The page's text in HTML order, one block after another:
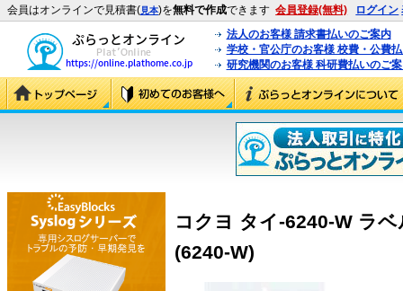
会員はオンラインで見積書(見本)を無料で作成できます 会員登録(無料) ログイン
法人のお客様 請求書払いのご案内
学校・官公庁のお客様 校費・公費
研究機関のお客様 科研費払いのご
コクヨ タイ-6240-W ラ
(6240-W)